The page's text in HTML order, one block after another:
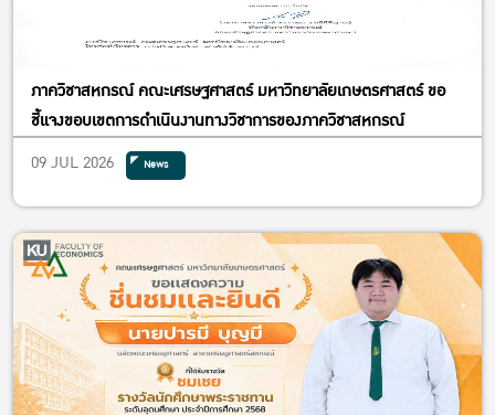
ภาควิชาสหกรณ์ คณะเศรษฐศาสตร์ มหาวิทยาลัยเกษตรศาสตร์ ขอ
ชี้แจงขอบเขตการดำเนินงานทางวิชาการของภาควิชาสหกรณ์
09 JUL 2026
News